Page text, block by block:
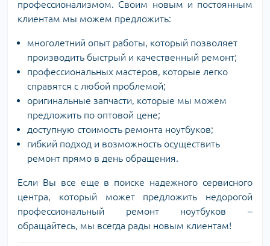
профессионализмом. Своим новым и постоянным
клиентам мы можем предложить:
многолетний опыт работы, который позволяет
производить быстрый и качественный ремонт;
профессиональных мастеров, которые легко
справятся с любой проблемой;
оригинальные запчасти, которые мы можем
предложить по оптовой цене;
доступную стоимость ремонта ноутбуков;
гибкий подход и возможность осуществить
ремонт прямо в день обращения.
Если Вы все еще в поиске надежного сервисного
центра, который может предложить недорогой
профессиональный ремонт ноутбуков –
обращайтесь, мы всегда рады новым клиентам!